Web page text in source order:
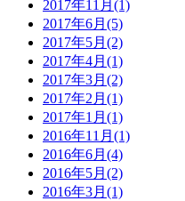
2017年11月(1)
2017年6月(5)
2017年5月(2)
2017年4月(1)
2017年3月(2)
2017年2月(1)
2017年1月(1)
2016年11月(1)
2016年6月(4)
2016年5月(2)
2016年3月(1)